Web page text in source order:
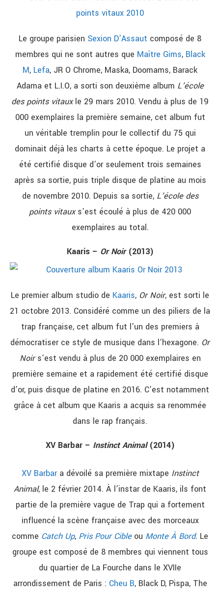
Le groupe parisien Sexion D’Assaut composé de 8
membres qui ne sont autres que Maître Gims, Black
M, Lefa, JR O Chrome, Maska, Doomams, Barack
Adama et L.I.O, a sorti son deuxième album L’école
des points vitauxle 29 mars 2010. Vendu à plus de 19
000 exemplaires la première semaine, cet album fut
un véritable tremplin pour le collectif du 75 qui
dominait déjà les charts à cette époque. Le projet a
été certifié disque d’or seulement trois semaines
après sa sortie, puis triple disque de platine au mois
de novembre 2010. Depuis sa sortie, L’école des
points vitauxs’est écoulé à plus de 420 000
exemplaires au total.
Kaaris – Or Noir(2013)
Le premier album studio de Kaaris, Or Noir, est sorti le
21 octobre 2013. Considéré comme un des piliers de la
trap française, cet album fut l’un des premiers à
démocratiser ce style de musique dans l’hexagone. Or
Noirs’est vendu à plus de 20 000 exemplaires en
première semaine et a rapidement été certifié disque
d’or, puis disque de platine en 2016. C’est notamment
grâce à cet album que Kaaris a acquis sa renommée
dans le rap français.
XV Barbar – Instinct Animal(2014)
XV Barbara dévoilé sa première mixtape Instinct
Animal, le 2 février 2014. À l’instar de Kaaris, ils font
partie de la première vague de Trap qui a fortement
influencé la scène française avec des morceaux
comme Catch Up, Pris Pour Cibleou Monte À Bord. Le
groupe est composé de 8 membres qui viennent tous
du quartier de La Fourche dans le XVIIe
arrondissement de Paris : Cheu B, Black D, Pispa, The